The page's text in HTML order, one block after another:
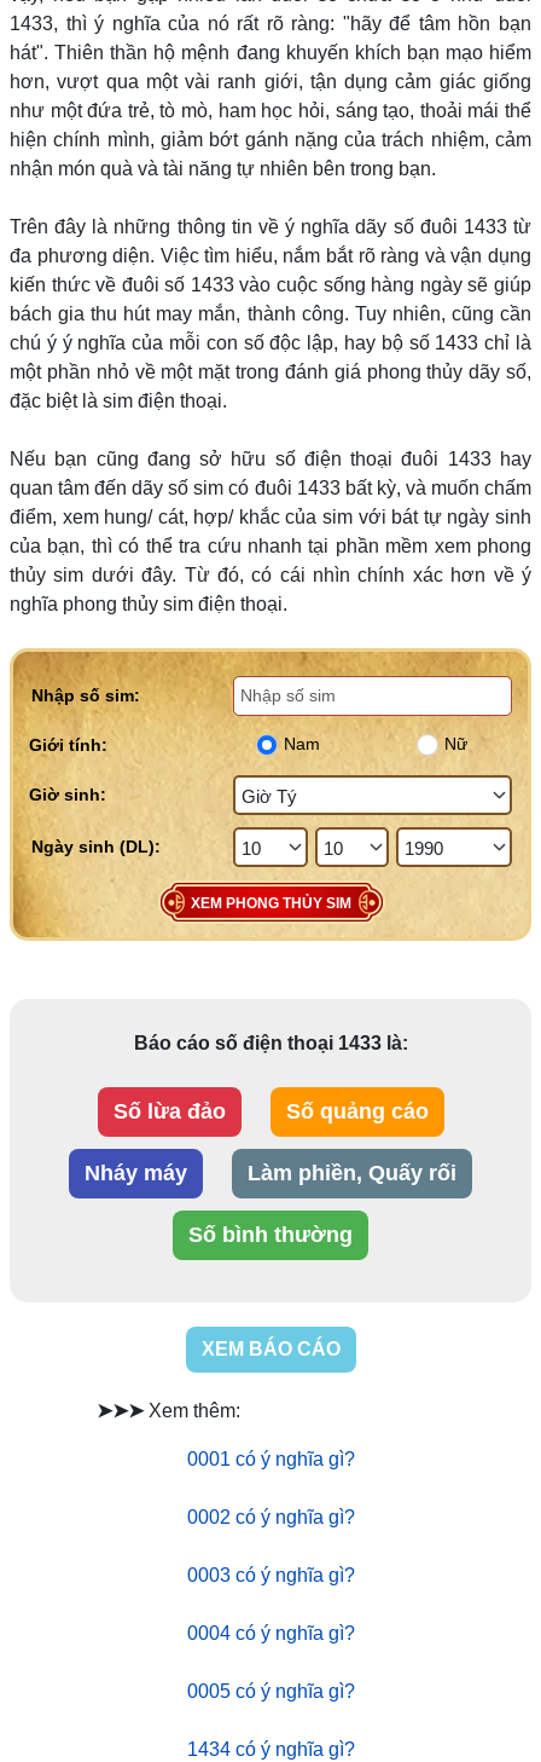
1433, thì ý nghĩa của nó rất rõ ràng: "hãy để tâm hồn bạn
hát". Thiên thần hộ mệnh đang khuyến khích bạn mạo hiểm
hơn, vượt qua một vài ranh giới, tận dụng cảm giác giống
như một đứa trẻ, tò mò, ham học hỏi, sáng tạo, thoải mái thể
hiện chính mình, giảm bớt gánh nặng của trách nhiệm, cảm
nhận món quà và tài năng tự nhiên bên trong bạn.
Trên đây là những thông tin về ý nghĩa dãy số đuôi 1433 từ
đa phương diện. Việc tìm hiểu, nắm bắt rõ ràng và vận dụng
kiến thức về đuôi số 1433 vào cuộc sống hàng ngày sẽ giúp
bách gia thu hút may mắn, thành công. Tuy nhiên, cũng cần
chú ý ý nghĩa của mỗi con số độc lập, hay bộ số 1433 chỉ là
một phần nhỏ về một mặt trong đánh giá phong thủy dãy số,
đặc biệt là sim điện thoại.
Nếu bạn cũng đang sở hữu số điện thoại đuôi 1433 hay
quan tâm đến dãy số sim có đuôi 1433 bất kỳ, và muốn chấm
điểm, xem hung/ cát, hợp/ khắc của sim với bát tự ngày sinh
của bạn, thì có thể tra cứu nhanh tại phần mềm xem phong
thủy sim dưới đây. Từ đó, có cái nhìn chính xác hơn về ý
nghĩa phong thủy sim điện thoại.
Nhập số sim:
Giới tính: Nam Nữ
Giờ sinh:
XEM PHONG THỦY SIM
Báo cáo số điện thoại 1433 là:
Số lừa đảo Số quảng cáo
Nháy máy Làm phiền, Quấy rối
Số bình thường
XEM BÁO CÁO
➤➤➤ Xem thêm:
0001 có ý nghĩa gì?
0002 có ý nghĩa gì?
0003 có ý nghĩa gì?
0004 có ý nghĩa gì?
0005 có ý nghĩa gì?
1434 có ý nghĩa gì?